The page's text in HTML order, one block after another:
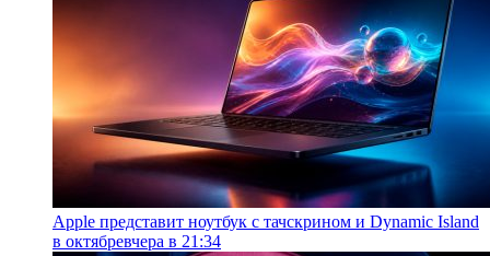
Apple представит ноутбук с тачскрином и Dynamic Island
в октябревчера в 21:34